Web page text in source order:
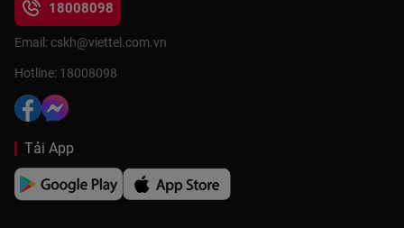
18008098
Email: cskh@viettel.com.vn
Hotline: 18008098
Tải App